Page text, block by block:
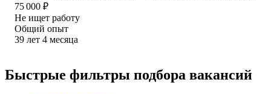
75 000 ₽
Не ищет работу
Общий опыт
39 лет 4 месяца
Быстрые фильтры подбора вакансий